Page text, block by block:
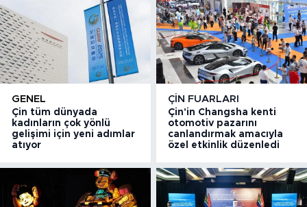
GENEL
Çin tüm dünyada
kadınların çok yönlü
gelişimi için yeni adımlar
atıyor
ÇIN FUARLARI
Çin'in Changsha kenti
otomotiv pazarını
canlandırmak amacıyla
özel etkinlik düzenledi